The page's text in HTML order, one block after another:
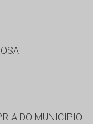
DO MUNICIPIO